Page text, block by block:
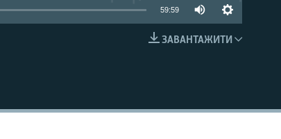
59:59
ЗАВАНТАЖИТИ